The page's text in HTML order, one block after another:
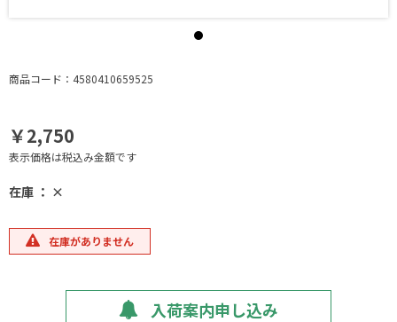
商品コード：4580410659525
￥2,750
表示価格は税込み金額です
在庫 ： ×
在庫がありません
入荷案内申し込み